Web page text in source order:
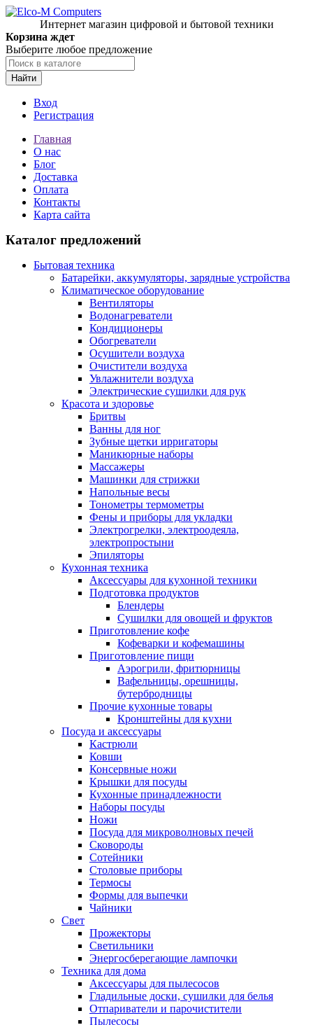
Интернет магазин цифровой и бытовой техники
Корзина ждет
Выберите любое предложение
Найти
Вход
Регистрация
Главная
О нас
Блог
Доставка
Оплата
Контакты
Карта сайта
Каталог предложений
Бытовая техника
Батарейки, аккумуляторы, зарядные устройства
Климатическое оборудование
Вентиляторы
Водонагреватели
Кондиционеры
Обогреватели
Осушители воздуха
Очистители воздуха
Увлажнители воздуха
Электрические сушилки для рук
Красота и здоровье
Бритвы
Ванны для ног
Зубные щетки ирригаторы
Маникюрные наборы
Массажеры
Машинки для стрижки
Напольные весы
Тонометры термометры
Фены и приборы для укладки
Электрогрелки, электроодеяла,
электропростыни
Эпиляторы
Кухонная техника
Аксессуары для кухонной техники
Подготовка продуктов
Блендеры
Сушилки для овощей и фруктов
Приготовление кофе
Кофеварки и кофемашины
Приготовление пищи
Аэрогрили, фритюрницы
Вафельницы, орешницы,
бутербродницы
Прочие кухонные товары
Кронштейны для кухни
Посуда и аксессуары
Кастрюли
Ковши
Консервные ножи
Крышки для посуды
Кухонные принадлежности
Наборы посуды
Ножи
Посуда для микроволновых печей
Сковороды
Сотейники
Столовые приборы
Термосы
Формы для выпечки
Чайники
Свет
Прожекторы
Светильники
Энергосберегающие лампочки
Техника для дома
Аксессуары для пылесосов
Гладильные доски, сушилки для белья
Отпариватели и парочистители
Пылесосы